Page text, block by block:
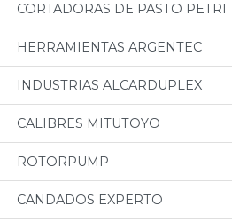
CORTADORAS DE PASTO PETRI
HERRAMIENTAS ARGENTEC
INDUSTRIAS ALCARDUPLEX
CALIBRES MITUTOYO
ROTORPUMP
CANDADOS EXPERTO